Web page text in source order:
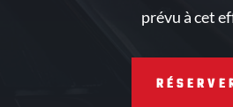
prévu à cet